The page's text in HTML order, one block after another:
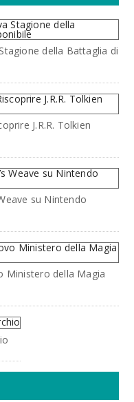
della Battaglia di
J.R.R. Tolkien
su Nintendo
Ministero della Magia